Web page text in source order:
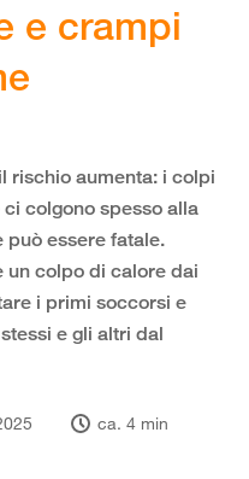
e crampi
rischio aumenta: i colpi
colgono spesso alla
essere fatale.
un colpo di calore dai
i primi soccorsi e
e gli altri dal
ca. 4 min